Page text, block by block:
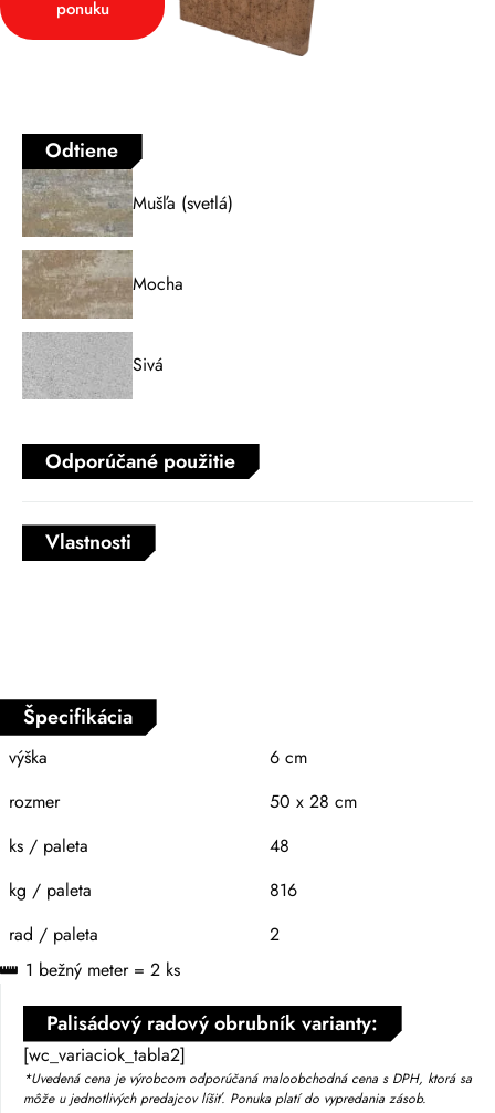
ponuku
Odtiene
Mušľa (svetlá)
Mocha
Sivá
Odporúčané použitie
Vlastnosti
Špecifikácia
výška
6 cm
rozmer
50 x 28 cm
ks / paleta
48
kg / paleta
816
rad / paleta
2
1 bežný meter = 2 ks
Palisádový radový obrubník varianty:
[wc_variaciok_tabla2]
*Uvedená cena je výrobcom odporúčaná maloobchodná cena s DPH, ktorá sa
môže u jednotlivých predajcov líšiť. Ponuka platí do vypredania zásob.